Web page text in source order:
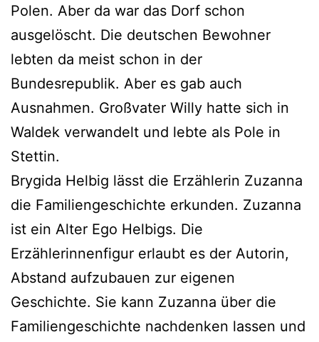
Polen. Aber da war das Dorf schon
ausgelöscht. Die deutschen Bewohner
lebten da meist schon in der
Bundesrepublik. Aber es gab auch
Ausnahmen. Großvater Willy hatte sich in
Waldek verwandelt und lebte als Pole in
Stettin.
Brygida Helbig lässt die Erzählerin Zuzanna
die Familiengeschichte erkunden. Zuzanna
ist ein Alter Ego Helbigs. Die
Erzählerinnenfigur erlaubt es der Autorin,
Abstand aufzubauen zur eigenen
Geschichte. Sie kann Zuzanna über die
Familiengeschichte nachdenken lassen und